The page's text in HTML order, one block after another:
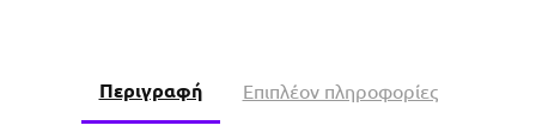
Περιγραφή Επιπλέον πληροφορίες